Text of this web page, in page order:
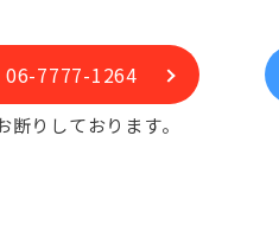
06-7777-1264
りしております。